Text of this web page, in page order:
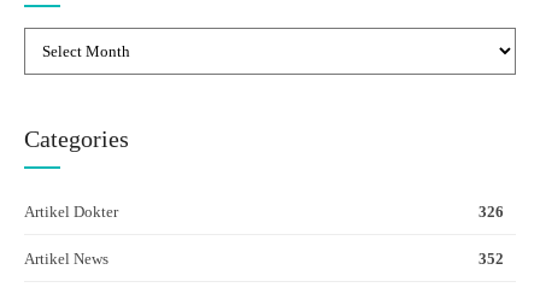
Categories
Artikel Dokter 326
Artikel News 352